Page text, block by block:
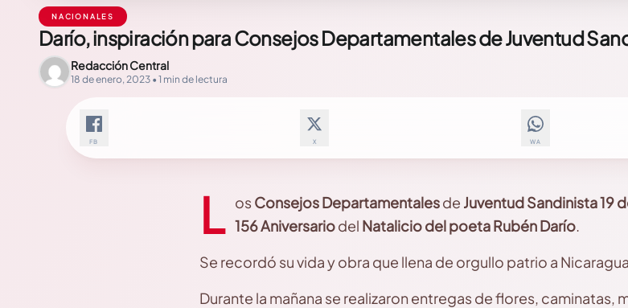
NACIONALES
Darío, inspiración para Consejos Departamentales de Juventud
Redacción Central
18 de enero, 2023 • 1 min de lectura
FB X WA
L os Consejos Departamentalesde Juventud Sandinista 19
156 Aniversariodel Natalicio del poeta Rubén Darío.
Se recordó su vida y obra que llena de orgullo patrio a
Durante la mañana se realizaron entregas de flores, caminatas,